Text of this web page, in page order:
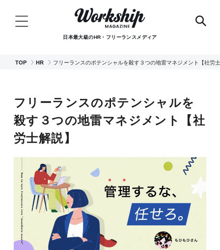
日本最大級のHR・フリーランスメディア
TOP HR フリーランスのポテンシャルを殺す３つの地雷マネジメント【社労
フリーランスのポテンシャルを
殺す３つの地雷マネジメント【社
労士解説】